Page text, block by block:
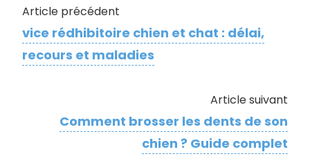
Article précédent
vice rédhibitoire chien et chat : délai,
recours et maladies
Article suivant
Comment brosser les dents de son
chien ? Guide complet